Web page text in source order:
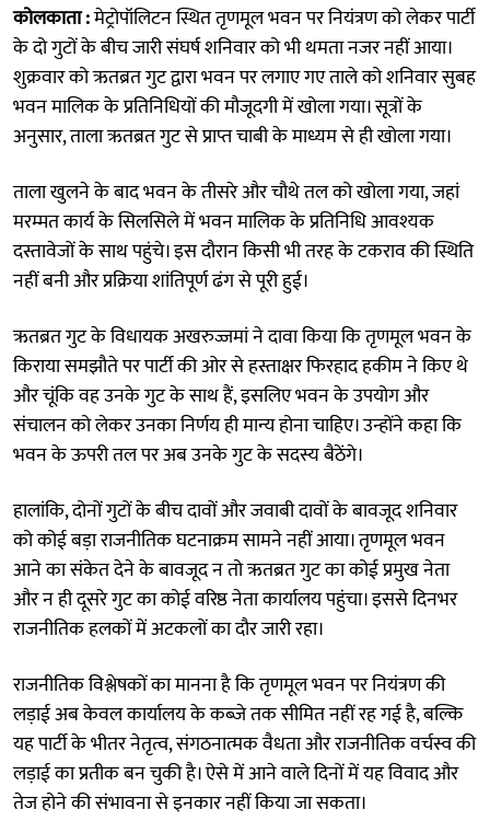
कोलकाता :मेट्रोपॉलिटन स्थित तृणमूल भवन पर नियंत्रण को लेकर पार्टी
के दो गुटों के बीच जारी संघर्ष शनिवार को भी थमता नजर नहीं आया।
शुक्रवार को ऋतब्रत गुट द्वारा भवन पर लगाए गए ताले को शनिवार सुबह
भवन मालिक के प्रतिनिधियों की मौजूदगी में खोला गया। सूत्रों के
अनुसार, ताला ऋतब्रत गुट से प्राप्त चाबी के माध्यम से ही खोला गया।
ताला खुलने के बाद भवन के तीसरे और चौथे तल को खोला गया, जहां
मरम्मत कार्य के सिलसिले में भवन मालिक के प्रतिनिधि आवश्यक
दस्तावेजों के साथ पहुंचे। इस दौरान किसी भी तरह के टकराव की स्थिति
नहीं बनी और प्रक्रिया शांतिपूर्ण ढंग से पूरी हुई।
ऋतब्रत गुट के विधायक अखरुज्जमां ने दावा किया कि तृणमूल भवन के
किराया समझौते पर पार्टी की ओर से हस्ताक्षर फिरहाद हकीम ने किए थे
और चूंकि वह उनके गुट के साथ हैं, इसलिए भवन के उपयोग और
संचालन को लेकर उनका निर्णय ही मान्य होना चाहिए। उन्होंने कहा कि
भवन के ऊपरी तल पर अब उनके गुट के सदस्य बैठेंगे।
हालांकि, दोनों गुटों के बीच दावों और जवाबी दावों के बावजूद शनिवार
को कोई बड़ा राजनीतिक घटनाक्रम सामने नहीं आया। तृणमूल भवन
आने का संकेत देने के बावजूद न तो ऋतब्रत गुट का कोई प्रमुख नेता
और न ही दूसरे गुट का कोई वरिष्ठ नेता कार्यालय पहुंचा। इससे दिनभर
राजनीतिक हलकों में अटकलों का दौर जारी रहा।
राजनीतिक विश्लेषकों का मानना है कि तृणमूल भवन पर नियंत्रण की
लड़ाई अब केवल कार्यालय के कब्जे तक सीमित नहीं रह गई है, बल्कि
यह पार्टी के भीतर नेतृत्व, संगठनात्मक वैधता और राजनीतिक वर्चस्व की
लड़ाई का प्रतीक बन चुकी है। ऐसे में आने वाले दिनों में यह विवाद और
तेज होने की संभावना से इनकार नहीं किया जा सकता।